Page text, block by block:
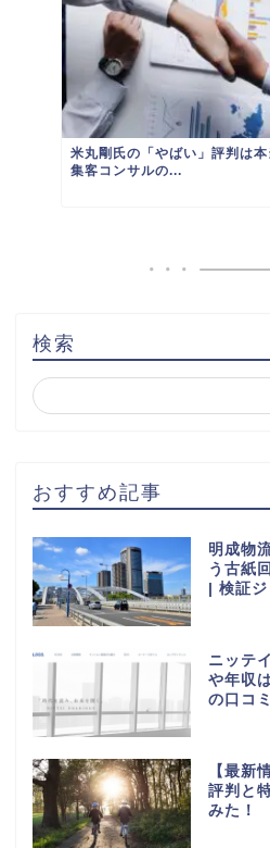
米丸剛氏の「やばい」評判は
集客コンサルの...
検索
おすすめ記事
明成物
う古紙
| 検証
ニッテ
や年収
の口コ
【最新
評判と
みた！